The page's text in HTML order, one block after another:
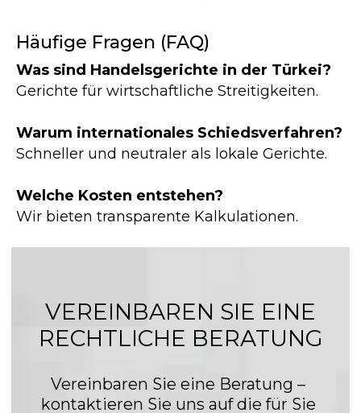
Häufige Fragen (FAQ)
Was sind Handelsgerichte in der Türkei?
Gerichte für wirtschaftliche Streitigkeiten.
Warum internationales Schiedsverfahren?
Schneller und neutraler als lokale Gerichte.
Welche Kosten entstehen?
Wir bieten transparente Kalkulationen.
Anwaltskanzlei und Beratung